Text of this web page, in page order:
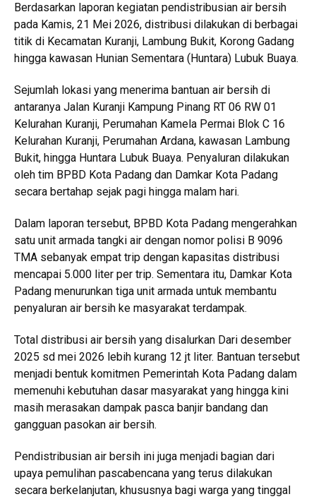
Berdasarkan laporan kegiatan pendistribusian air bersih
pada Kamis, 21 Mei 2026, distribusi dilakukan di berbagai
titik di Kecamatan Kuranji, Lambung Bukit, Korong Gadang
hingga kawasan Hunian Sementara (Huntara) Lubuk Buaya.
Sejumlah lokasi yang menerima bantuan air bersih di
antaranya Jalan Kuranji Kampung Pinang RT 06 RW 01
Kelurahan Kuranji, Perumahan Kamela Permai Blok C 16
Kelurahan Kuranji, Perumahan Ardana, kawasan Lambung
Bukit, hingga Huntara Lubuk Buaya. Penyaluran dilakukan
oleh tim BPBD Kota Padang dan Damkar Kota Padang
secara bertahap sejak pagi hingga malam hari.
Dalam laporan tersebut, BPBD Kota Padang mengerahkan
satu unit armada tangki air dengan nomor polisi B 9096
TMA sebanyak empat trip dengan kapasitas distribusi
mencapai 5.000 liter per trip. Sementara itu, Damkar Kota
Padang menurunkan tiga unit armada untuk membantu
penyaluran air bersih ke masyarakat terdampak.
Total distribusi air bersih yang disalurkan Dari desember
2025 sd mei 2026 lebih kurang 12 jt liter. Bantuan tersebut
menjadi bentuk komitmen Pemerintah Kota Padang dalam
memenuhi kebutuhan dasar masyarakat yang hingga kini
masih merasakan dampak pasca banjir bandang dan
gangguan pasokan air bersih.
Pendistribusian air bersih ini juga menjadi bagian dari
upaya pemulihan pascabencana yang terus dilakukan
secara berkelanjutan, khususnya bagi warga yang tinggal